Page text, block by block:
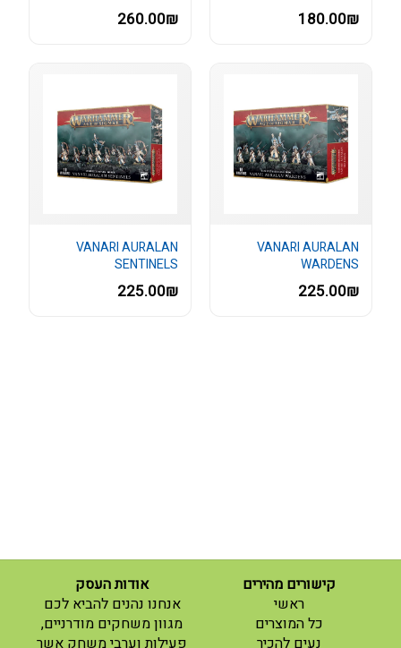
180.00₪
260.00₪
VANARI AURALAN
WARDENS
225.00₪
VANARI AURALAN
SENTINELS
225.00₪
קישורים מהירים
ראשי
(current)
כל המוצרים
נעים להכיר
אודות העסק
אנחנו נהנים להביא לכם
מגוון משחקים מודרניים,
פעילות וערבי משחק אשר